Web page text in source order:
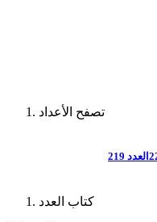
تصفح الأعداد
العدد 219
كتاب العدد